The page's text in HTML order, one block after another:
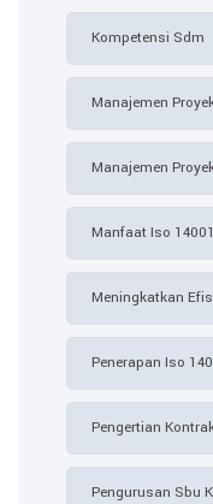
Kompetensi Sdm
Manajemen
Manajemen
Manfaat Iso 14001
Meningkatkan
Penerapan Iso
Pengertian
Pengurusan Sbu